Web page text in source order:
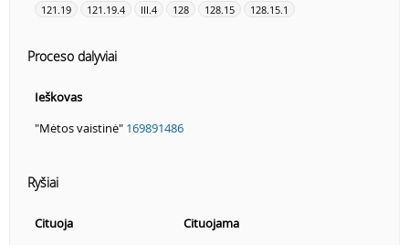
121.19
121.19.4 III.4 128 128.15 128.15.1
Proceso dalyviai
Ieškovas
"Mėtos vaistinė" 169891486
Ryšiai
Cituoja
Cituojama